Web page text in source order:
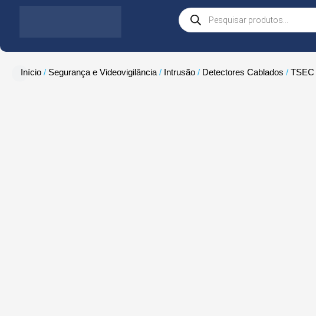
Products
search
Início / Segurança e Videovigilância / Intrusão / Detectores Cablados /TSEC